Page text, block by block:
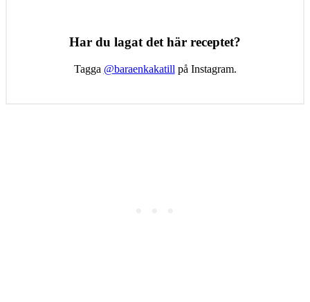
Har du lagat det här receptet?
Tagga @baraenkakatill på Instagram.